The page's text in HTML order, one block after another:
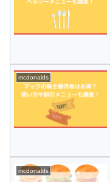
mcdonalds
mcdonalds